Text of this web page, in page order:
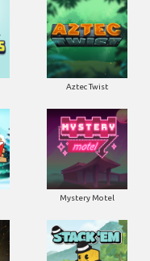
Aztec Twist
Mystery Motel